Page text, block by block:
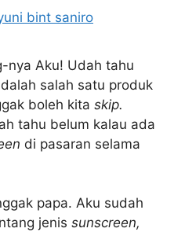
bint saniro
nya Aku! Udah tahu
salah satu produk
boleh kita skip.
tahu belum kalau ada
di pasaran selama
papa. Aku sudah
jenis sunscreen,